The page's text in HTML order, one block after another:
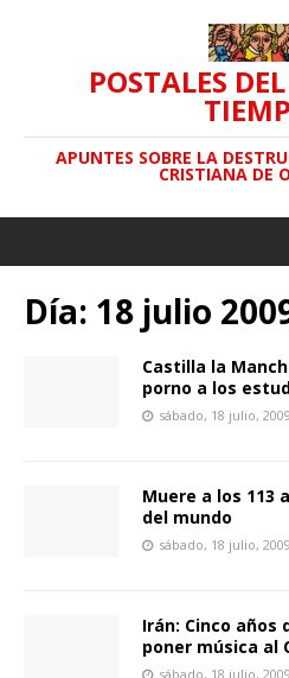
POSTALES
APUNTES SOBRE LA
CRISTIANA DE
Día: 18 julio
Castilla la
porno a los
sábado, 18 julio, 2009
Muere a los 113
del mundo
sábado, 18 julio, 2009
Irán: Cinco años
poner música al
sábado, 18 julio, 2009